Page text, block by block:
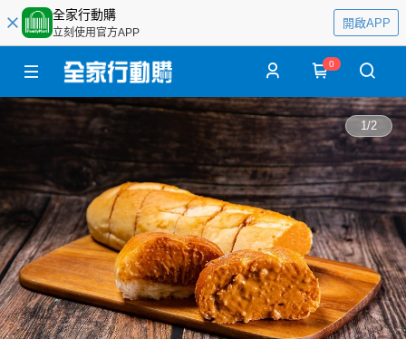
全家行動購
立刻使用官方APP
開啟APP
0
1/2